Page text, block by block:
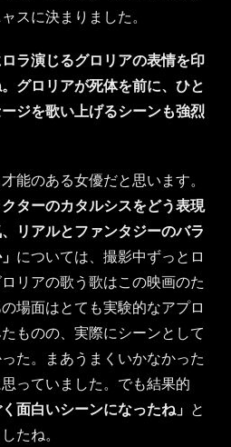
スに決まりました。
ラ演じるグロリアの表情を印
グロリアが死体を前に、ひと
ジを歌い上げるシーンも強烈
能のある女優だと思います。
クターのカタルシスをどう表現
リアルとファンタジーのバラ
については、撮影中ずっとロ
リアの歌う歌はこの映画のた
場面はとても実験的なアプロ
ものの、実際にシーンとして
た。まあうまくいかなかった
っていました。でも結果的
く面白いシーンになったね」 と
たね。